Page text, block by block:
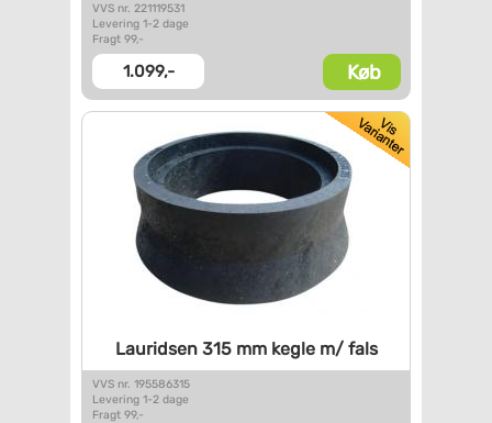
VVS nr. 221119531
Levering 1-2 dage
Fragt 99,-
1.099,- Køb
Lauridsen 315 mm kegle m/ fals
VVS nr. 195586315
Levering 1-2 dage
Fragt 99,-